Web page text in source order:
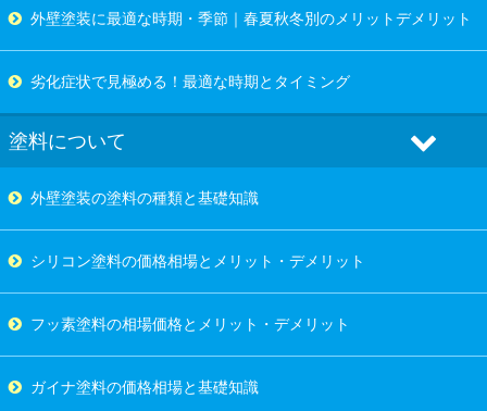
外壁塗装に最適な時期・季節｜春夏秋冬別のメリットデメリット
劣化症状で見極める！最適な時期とタイミング
塗料について
外壁塗装の塗料の種類と基礎知識
シリコン塗料の価格相場とメリット・デメリット
フッ素塗料の相場価格とメリット・デメリット
ガイナ塗料の価格相場と基礎知識